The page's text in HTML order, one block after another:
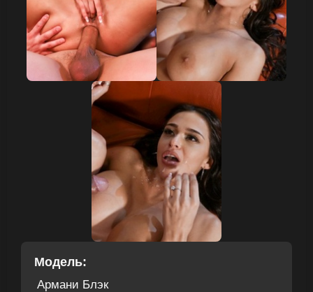
Модель:
Армани Блэк